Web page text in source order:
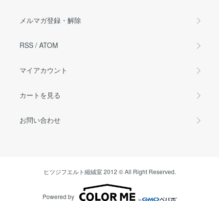
メルマガ登録・解除
RSS / ATOM
マイアカウント
カートを見る
お問い合わせ
ヒツジフエルト縮絨室 2012 © All Right Reserved.
Powered by